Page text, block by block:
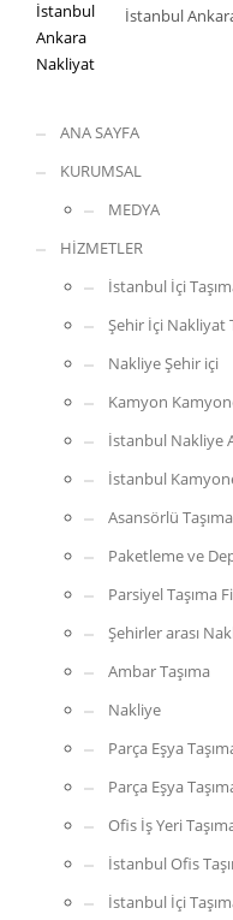
İstanbul
ANA SAYFA
KURUMSAL
MEDYA
HİZMETLER
İstanbul İçi
Şehir İçi Nakliyat
Nakliye Şehir içi
Kamyon
İstanbul Nakliye
İstanbul
Asansörlü Taşıma
Paketleme ve
Parsiyel Taşıma
Şehirler arası
Ambar Taşıma
Nakliye
Parça Eşya
Parça Eşya
Ofis İş Yeri
İstanbul Ofis
İstanbul İçi